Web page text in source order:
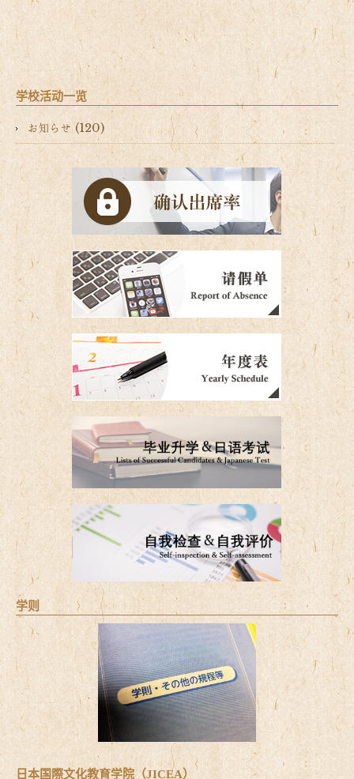
学校活动一览
お知らせ (120)
学则
日本国際文化教育学院（JICEA）